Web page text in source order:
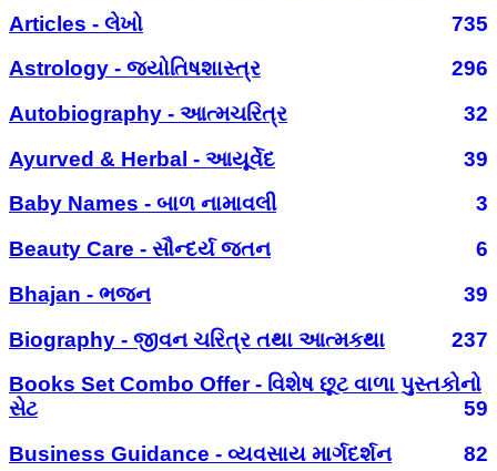
Articles - લેખો
735
Astrology - જ્યોતિષશાસ્ત્ર
296
Autobiography - આત્મચરિત્ર
32
Ayurved & Herbal - આયૂર્વેદ
39
Baby Names - બાળ નામાવલી
3
Beauty Care - સૌન્દર્ય જતન
6
Bhajan - ભજન
39
Biography - જીવન ચરિત્ર તથા આત્મકથા
237
Books Set Combo Offer - વિશેષ છૂટ વાળા પુસ્તકોનો
સેટ
59
Business Guidance - વ્યવસાય માર્ગદર્શન
82